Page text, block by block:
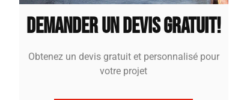
Demander un devis gratuit!
Obtenez un devis gratuit et personnalisé pour
votre projet